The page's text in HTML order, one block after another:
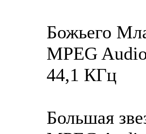
Божьего
MPEG
44,1 КГц
Большая